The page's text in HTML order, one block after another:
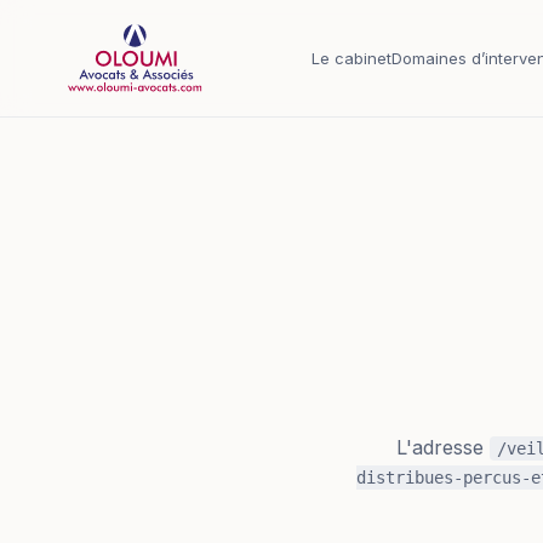
Le cabinetDomaines
L'adresse
/
distribues-percus-